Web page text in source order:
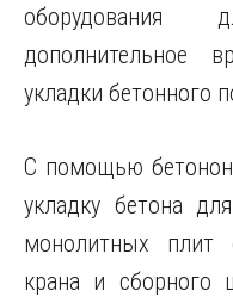
оборудования
дополнительное
укладки бетонного
С помощью
укладку бетона
монолитных плит
крана и сборного